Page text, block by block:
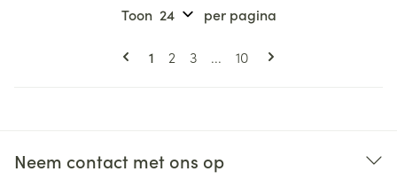
Pagina's
U lees momenteel pagina
1 Pagina
2 Pagina
3 ... Pagina
10
Toon per pagina
Neem contact met ons op